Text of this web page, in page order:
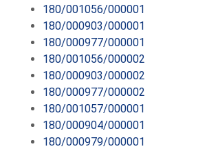
180/001056/000001
180/000903/000001
180/000977/000001
180/001056/000002
180/000903/000002
180/000977/000002
180/001057/000001
180/000904/000001
180/000979/000001